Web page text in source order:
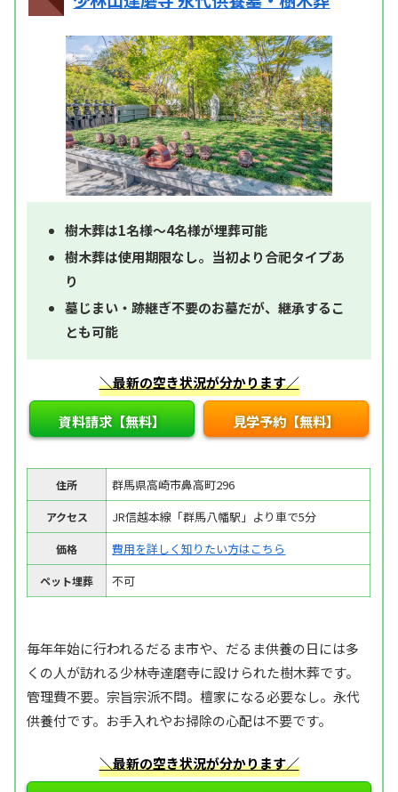
樹木葬は1名様～4名様が埋葬可能
樹木葬は使用期限なし。当初より合祀タイプあ
り
墓じまい・跡継ぎ不要のお墓だが、継承するこ
とも可能
＼最新の空き状況が分かります／
資料請求【無料】 見学予約【無料】
住所 群馬県高崎市鼻高町296
アクセス JR信越本線「群馬八幡駅」より車で5分
価格 費用を詳しく知りたい方はこちら
ペット埋葬 不可
毎年年始に行われるだるま市や、だるま供養の日には多
くの人が訪れる少林寺達磨寺に設けられた樹木葬です。
管理費不要。宗旨宗派不問。檀家になる必要なし。永代
供養付です。お手入れやお掃除の心配は不要です。
＼最新の空き状況が分かります／